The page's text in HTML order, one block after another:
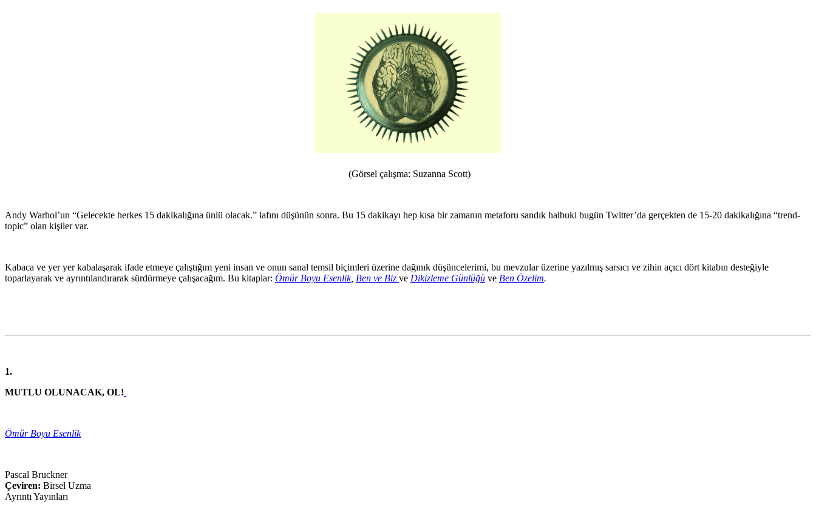
(Görsel çalışma: Suzanna Scott)
Andy Warhol’un “Gelecekte herkes 15 dakikalığına ünlü olacak.” lafını düşünün sonra. Bu 15 dakikayı hep kısa bir zamanın metaforu sandık halbuki bugün Twitter’da gerçekten de 15-20 dakikalığına “trend-
topic” olan kişiler var.
Kabaca ve yer yer kabalaşarak ifade etmeye çalıştığım yeni insan ve onun sanal temsil biçimleri üzerine dağınık düşüncelerimi, bu mevzular üzerine yazılmış sarsıcı ve zihin açıcı dört kitabın desteğiyle
toparlayarak ve ayrıntılandırarak sürdürmeye çalışacağım. Bu kitaplar: Ömür Boyu Esenlik, Ben ve Biz ve Dikizleme Günlüğü ve Ben Özelim.
1.
MUTLU OLUNACAK, OL!
Ömür Boyu Esenlik
Pascal Bruckner
Çeviren: Birsel Uzma
Ayrıntı Yayınları